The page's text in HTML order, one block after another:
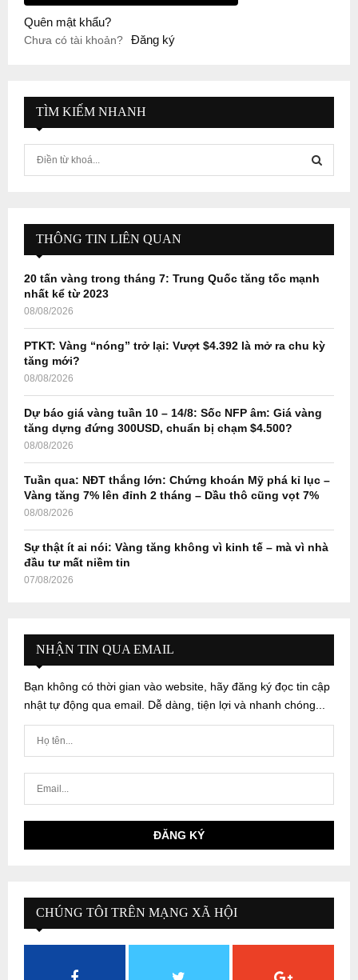
Quên mật khẩu?
Chưa có tài khoản? Đăng ký
TÌM KIẾM NHANH
f
r
E
A
H
THÔNG TIN LIÊN QUAN
20 tấn vàng trong tháng 7: Trung Quốc tăng tốc mạnh
nhất kể từ 2023
08/08/2026
PTKT: Vàng “nóng” trở lại: Vượt $4.392 là mở ra chu kỳ
tăng mới?
08/08/2026
Dự báo giá vàng tuần 10 – 14/8: Sốc NFP âm: Giá vàng
tăng dựng đứng 300USD, chuẩn bị chạm $4.500?
08/08/2026
Tuần qua: NĐT thắng lớn: Chứng khoán Mỹ phá kỉ lục –
Vàng tăng 7% lên đỉnh 2 tháng – Dầu thô cũng vọt 7%
08/08/2026
Sự thật ít ai nói: Vàng tăng không vì kinh tế – mà vì nhà
đầu tư mất niềm tin
07/08/2026
NHẬN TIN QUA EMAIL
Bạn không có thời gian vào website, hãy đăng ký đọc tin cập
nhật tự động qua email. Dễ dàng, tiện lợi và nhanh chóng...
CHÚNG TÔI TRÊN MẠNG XÃ HỘI